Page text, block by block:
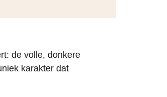
de volle, donkere
karakter dat